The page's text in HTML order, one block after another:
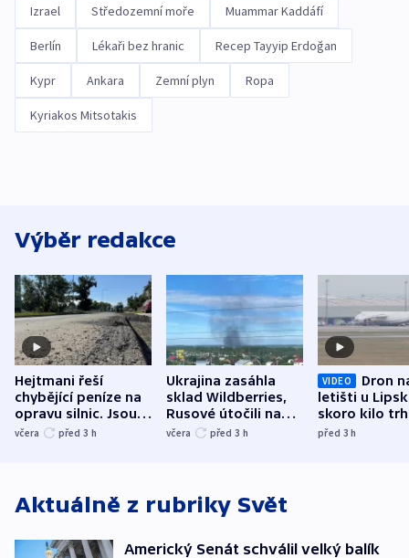
Izrael Středozemní moře Muammar Kaddáfí
Berlín Lékaři bez hranic Recep Tayyip Erdoğan
Kypr Ankara Zemní plyn Ropa
Kyriakos Mitsotakis
Výběr redakce
Hejtmani řeší
chybějící peníze na
opravu silnic. Jsou
nenárokové, namítá
včera před 3 h
Ukrajina zasáhla
sklad Wildberries,
Rusové útočili na
trh, hasiče či
včera před 3 h
VIDEO
Dron
letišti u
skoro kilo
indicie
před 3h
Aktuálně z rubriky Svět
Americký Senát schválil velký balík